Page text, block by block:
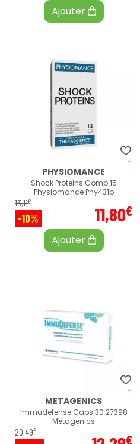
Ajouter
PHYSIOMANCE
Shock Proteins Comp 15
Physiomance Phy431b
13,11€
-10% 11,80€
Ajouter
METAGENICS
Immudefense Caps 30 27398
Metagenics
20,49€
€